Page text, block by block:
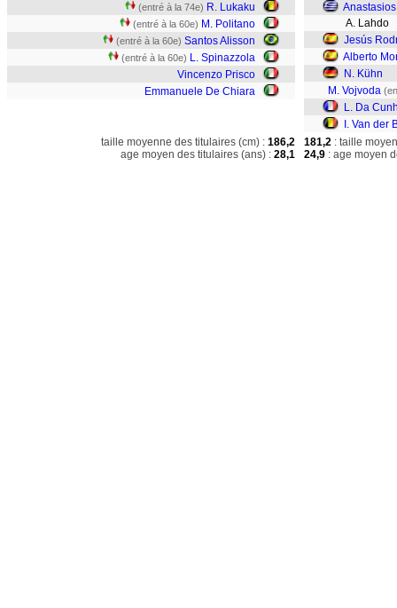
(entré à la 74e) R. Lukaku
(entré à la 60e) M. Politano
(entré à la 60e) Santos Alisson
(entré à la 60e) L. Spinazzola
Vincenzo Prisco
Emmanuele De Chiara
A. Lahdo
Jesús
Alberto
N. Kühn
M. Vojvoda
L. Da
I. Van der
taille moyenne des titulaires (cm) : 186,2
age moyen des titulaires (ans) : 28,1
181,2 : taille
24,9 : age moyen